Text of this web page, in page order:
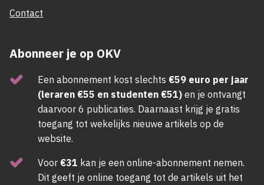
Contact
Abonneer je op OKV
Een abonnement kost slechts €59 euro per jaar
(leraren €55 en studenten €51) en je ontvangt
daarvoor 6 publicaties. Daarnaast krijg je gratis
toegang tot wekelijks nieuwe artikels op de
website.
Voor €31 kan je een online-abonnement nemen.
Dit geeft je online toegang tot de artikels uit het